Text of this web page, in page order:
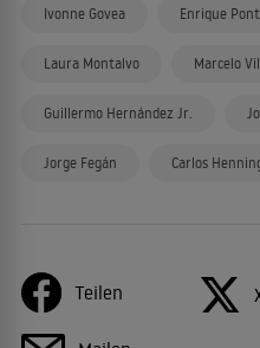
Ivonne Govea Enrique
Laura Montalvo Marcelo
Guillermo Hernández Jr.
Jorge Fegán Carlos
Teilen